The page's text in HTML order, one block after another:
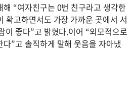
“여자친구는 0번 친구라고 생각한
확고하면서도 가장 가까운 곳에서 서
이 좋다”고 밝혔다.이어 “외모적으로
”고 솔직하게 말해 웃음을 자아냈